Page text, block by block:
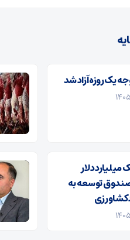
یک روزه آزاد شد
دلار
توسعه به
کشاورزی